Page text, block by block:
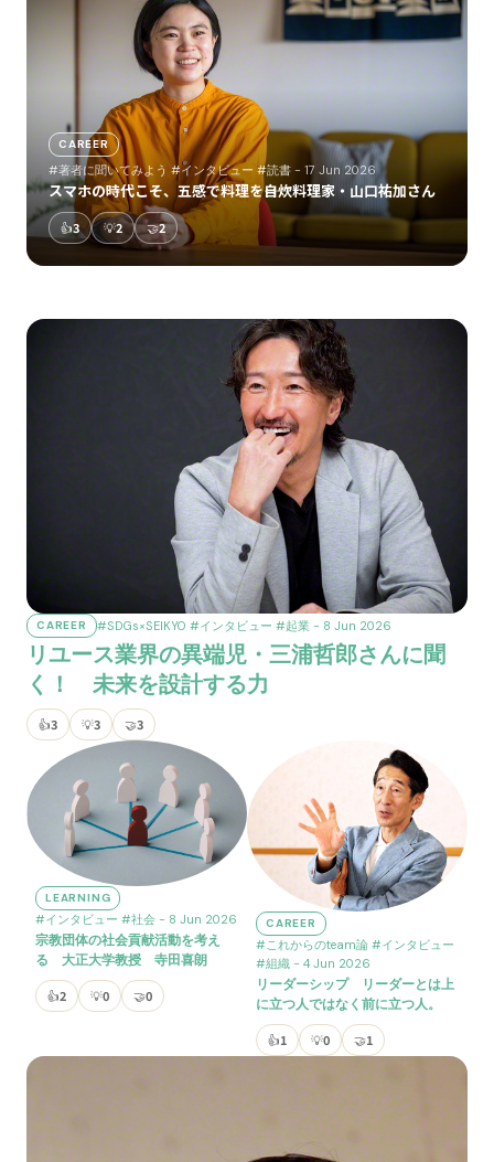
CAREER
#著者に聞いてみよう #インタビュー #読書 - 17 Jun 2026
スマホの時代こそ、五感で料理を――自炊料理家・山口祐加さん
👍3 💡2 🤝2
CAREER #SDGs×SEIKYO #インタビュー #起業- 8 Jun 2026
リユース業界の異端児・三浦哲郎さんに聞
く！ 未来を設計する力
👍3 💡3 🤝3
LEARNING
#インタビュー #社会 - 8 Jun 2026
宗教団体の社会貢献活動を考え
る 大正大学教授 寺田喜朗
👍2 💡0 🤝0
CAREER
#これからのteam論 #インタビュー
#組織 - 4 Jun 2026
リーダーシップ リーダーとは上
に立つ人ではなく前に立つ人。
👍1 💡0 🤝1